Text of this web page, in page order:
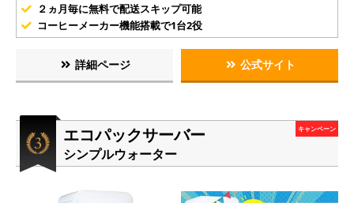
２ヵ月毎に無料で配送スキップ可能
コーヒーメーカー機能搭載で1台2役
詳細ページ 公式サイト
エコパックサーバー
シンプルウォーター
キャンペーン